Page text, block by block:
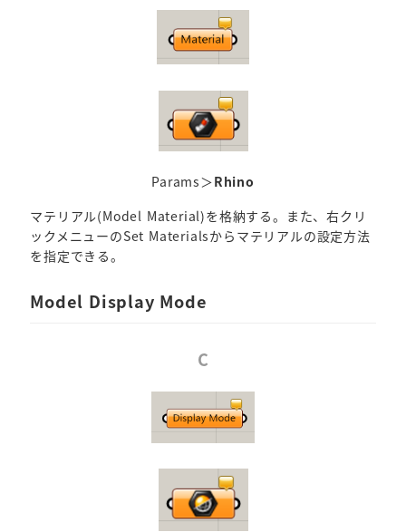
Params＞Rhino
マテリアル(Model Material)を格納する。また、右クリ
ックメニューのSet Materialsからマテリアルの設定方法
を指定できる。
Model Display Mode
C